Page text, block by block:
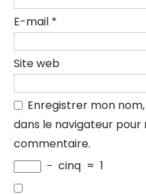
E-mail *
Site web
Enregistrer mon
dans le navigateur
commentaire.
− cinq = 1